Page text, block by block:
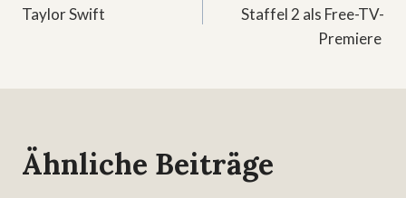
Taylor Swift
Staffel 2 als Free-TV-
Premiere
Ähnliche Beiträge